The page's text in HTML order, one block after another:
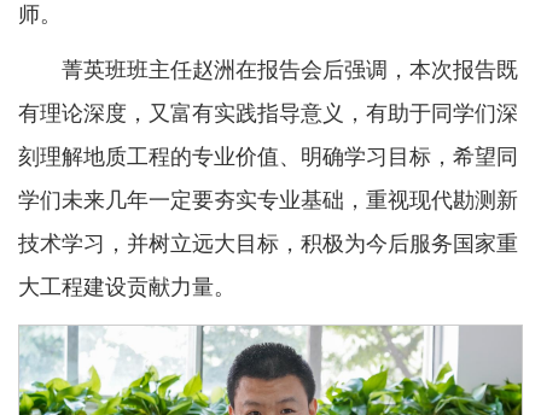
师。
菁英班班主任赵洲在报告会后强调，本次报告既
有理论深度，又富有实践指导意义，有助于同学们深
刻理解地质工程的专业价值、明确学习目标，希望同
学们未来几年一定要夯实专业基础，重视现代勘测新
技术学习，并树立远大目标，积极为今后服务国家重
大工程建设贡献力量。